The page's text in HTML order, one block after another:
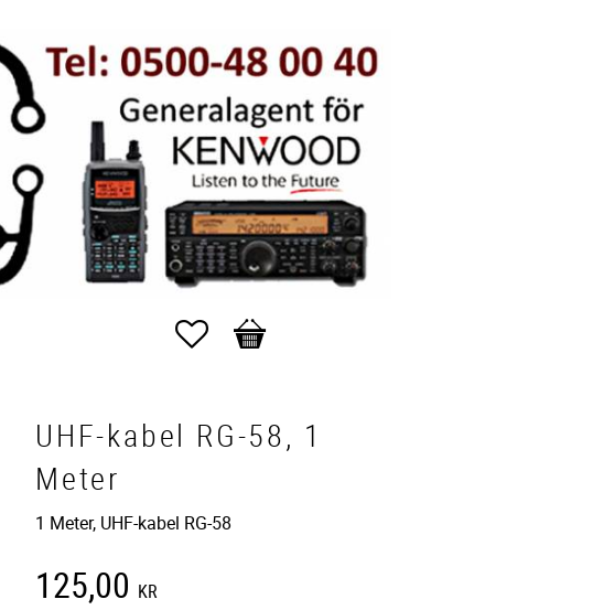
Favoriter
Kundvagn
UHF-kabel RG-58, 1
Meter
1 Meter, UHF-kabel RG-58
125,00 KR